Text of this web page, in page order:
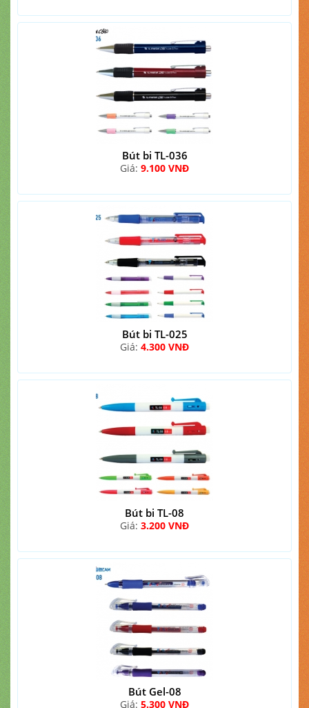
Bút bi TL-036
Giá: 9.100 VNĐ
Bút bi TL-025
Giá: 4.300 VNĐ
Bút bi TL-08
Giá: 3.200 VNĐ
Bút Gel-08
Giá: 5.300 VNĐ